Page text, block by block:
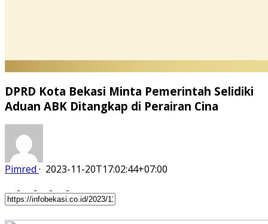
DPRD Kota Bekasi Minta Pemerintah Selidiki
Aduan ABK Ditangkap di Perairan Cina
Pimred · 2023-11-20T17:02:44+07:00